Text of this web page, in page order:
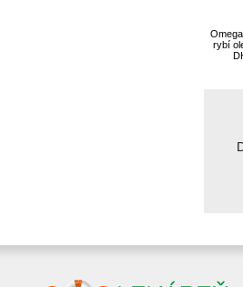
rybí